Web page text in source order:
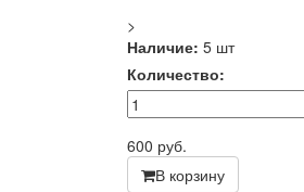
>
Наличие: 5 шт
Количество:
600 руб.
В корзину